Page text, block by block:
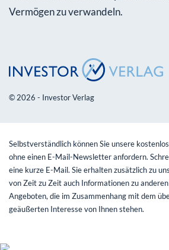
Vermögen zu verwandeln.
© 2026 - Investor Verlag
Selbstverständlich können Sie unsere
ohne einen E-Mail-Newsletter anfordern.
eine kurze E-Mail. Sie erhalten zusätzlich zu
von Zeit zu Zeit auch Informationen zu
Angeboten, die im Zusammenhang mit dem
geäußerten Interesse von Ihnen stehen.